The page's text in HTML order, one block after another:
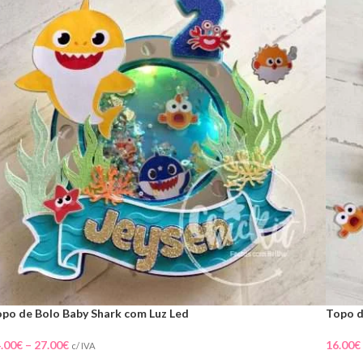
de Bolo Baby Shark com Luz Led
€ – 27.00€ c/ IVA
Topo
16.00€